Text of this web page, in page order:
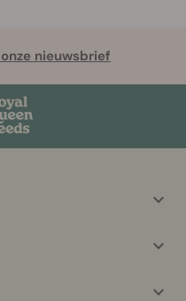
nieuwsbrief